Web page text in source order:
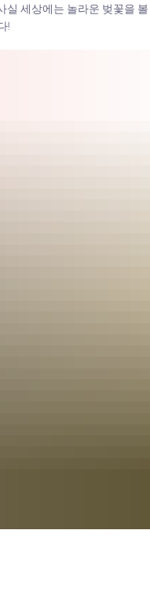
세상에는 놀라운 벚꽃을
!